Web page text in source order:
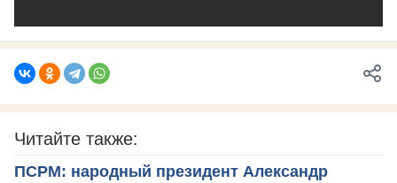
Читайте также:
ПСРМ: народный президент Александр